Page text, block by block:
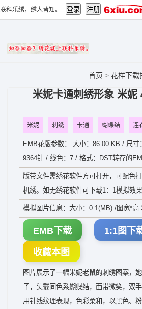
联科乐绣，绣人皆知。
首页 > 花样下载
米妮卡通刺绣形象 米妮
米妮 刺绣 卡通 蝴蝶结 连
EMB花版参数： 大小：86.00 KB / 尺寸
9364针 / 线色：7 / 格式：DST转存的
版带文件需绣花软件方可打开，可配色
机绣。如无绣花软件可下载1：1模拟效果
模拟图片信息：大小：0.1(MB) /图宽*高
EMB下载 1:1图下
收藏本图
图片展示了一幅米妮老鼠的刺绣图案，
子，头戴同色系蝴蝶结，面带微笑，双
用针线纹理表现，色彩柔和，以黑色、